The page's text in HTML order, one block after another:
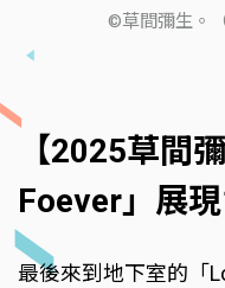
©草間彌生。
【2025草間
Foever」展
最後來到地下室的「